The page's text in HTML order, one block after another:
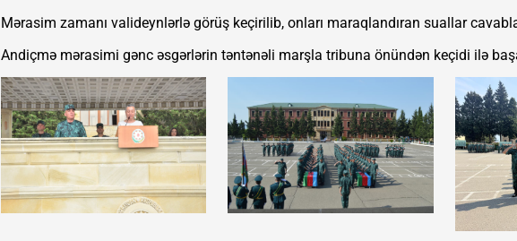
Mərasim zamanı valideynlərlə görüş keçirilib, onları maraqlandıran suallar
Andiçmə mərasimi gənc əsgərlərin təntənəli marşla tribuna önündən keçidi ilə